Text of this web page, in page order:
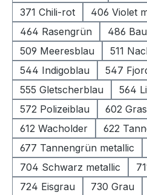
371 Chili-rot
406 Violet
464 Rasengrün
486
509 Meeresblau
511
544 Indigoblau
547
555 Gletscherblau
564
572 Polizeiblau
602
612 Wacholder
622
677 Tannengrün metallic
704 Schwarz metallic
724 Eisgrau
730 Grau